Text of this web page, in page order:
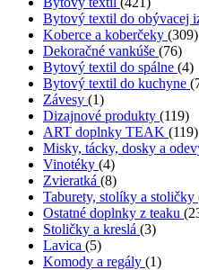
Bytový textil do obývacej
Koberce a koberčeky (309)
Dekoračné vankúše (76)
Bytový textil do spálne (4)
Bytový textil do kuchyne
Závesy (1)
Dizajnové produkty (119)
ART doplnky TEAK (119)
Misky, tácky, dosky a
Vinotéky (4)
Zvieratká (8)
Taburety, stolíky a stoličky
Ostatné doplnky z teaku
Stoličky a kreslá (3)
Lavica (5)
Komody a regály (1)